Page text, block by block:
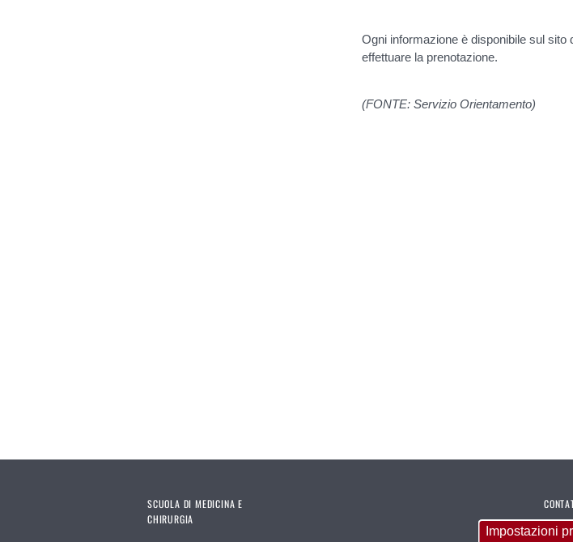
Ogni informazione è disponibile sul sito
effettuare la prenotazione.
(FONTE: Servizio Orientamento)
SCUOLA DI MEDICINA E
CHIRURGIA
Via
Impostazioni